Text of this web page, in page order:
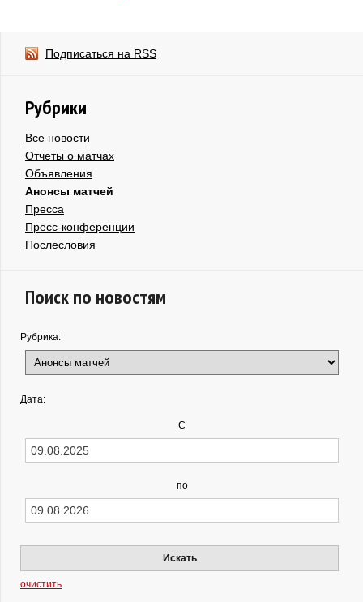
Подписаться на RSS
Рубрики
Все новости
Отчеты о матчах
Объявления
Анонсы матчей
Пресса
Пресс-конференции
Послесловия
Поиск по новостям
Рубрика:
Дата:
С
по
Искать
очистить